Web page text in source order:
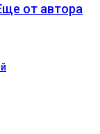
от автора